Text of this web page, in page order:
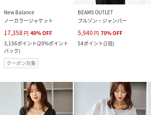
New Balance
ノーカラージャケット
17,358 円 40%OFF
3,156ポイント(20%ポイント
バック)
クーポン対象
BEAMS OUTLET
ブルゾン・ジャンパー
5,940 円 70%OFF
54ポイント(1倍)